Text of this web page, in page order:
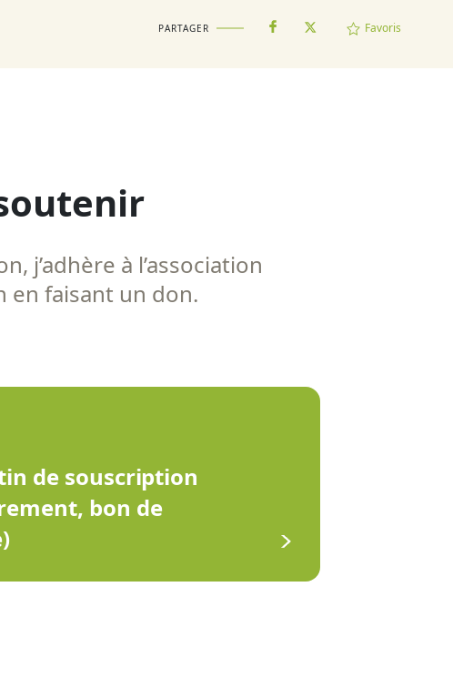
PARTAGER Favoris
j’adhère à l’association
en faisant un don.
de souscription
bon de